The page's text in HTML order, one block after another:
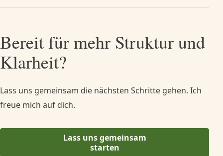
Bereit für mehr Struktur und
Klarheit?
Lass uns gemeinsam die nächsten Schritte gehen. Ich
freue mich auf dich.
Lass uns gemeinsam
starten